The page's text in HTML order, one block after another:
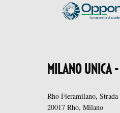
MILANO UNICA
Rho Fieramilano,
20017 Rho, Milano